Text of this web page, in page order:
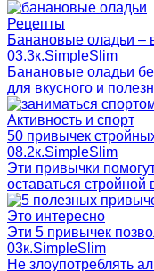
Рецепты
Банановые оладьи –
03.3к.SimpleSlim
Банановые оладьи
для вкусного и
Активность и спорт
50 привычек
08.2к.SimpleSlim
Эти привычки
оставаться стройной
Это интересно
Эти 5 привычек
03к.SimpleSlim
Не злоупотреблять